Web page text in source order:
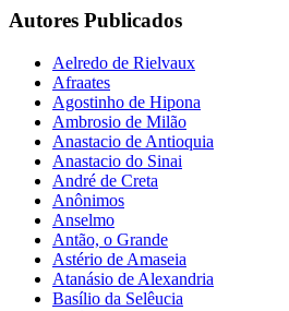
Autores Publicados
Aelredo de Rielvaux
Afraates
Agostinho de Hipona
Ambrosio de Milão
Anastacio de Antioquia
Anastacio do Sinai
André de Creta
Anônimos
Anselmo
Antão, o Grande
Astério de Amaseia
Atanásio de Alexandria
Basílio da Selêucia